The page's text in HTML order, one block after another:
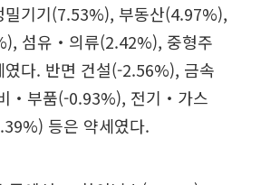
기기(7.53%), 부동산(4.97%),
섬유‧의류(2.42%), 중형주
다. 반면 건설(-2.56%), 금속
‧부품(-0.93%), 전기‧가스
등은 약세였다.